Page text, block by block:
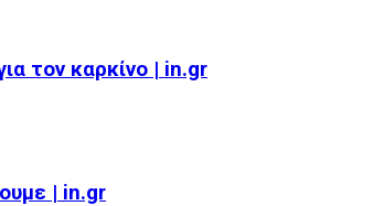
τον καρκίνο | in.gr
| in.gr